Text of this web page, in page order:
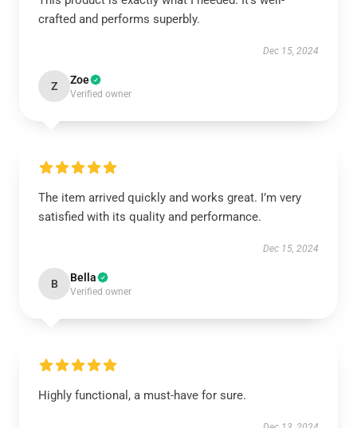
crafted and performs superbly.
Dec 15, 2024
Z Zoe
Verified owner
The item arrived quickly and works great. I’m very
satisfied with its quality and performance.
Dec 15, 2024
B Bella
Verified owner
Highly functional, a must-have for sure.